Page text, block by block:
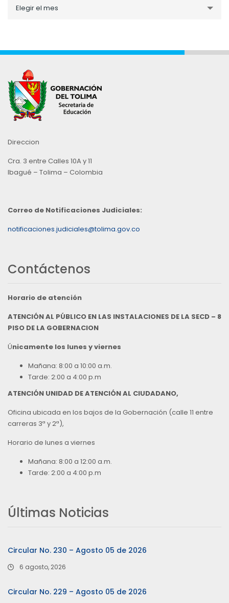
porElegir el mes
Direccion
Cra. 3 entre Calles 10A y 11
Ibagué – Tolima – Colombia
Correo de Notificaciones Judiciales:
notificaciones.judiciales@tolima.gov.co
Contáctenos
Horario de atención
ATENCIÓN AL PÚBLICO EN LAS INSTALACIONES DE LA SECD – 8
PISO DE LA GOBERNACION
Únicamente los lunes y viernes
Mañana: 8:00 a 10:00 a.m.
Tarde: 2:00 a 4:00 p.m
ATENCIÓN UNIDAD DE ATENCIÓN AL CIUDADANO,
Oficina ubicada en los bajos de la Gobernación (calle 11 entre
carreras 3ª y 2ª),
Horario de lunes a viernes
Mañana: 8:00 a 12:00 a.m.
Tarde: 2:00 a 4:00 p.m
Últimas Noticias
Circular No. 230 – Agosto 05 de 2026
6 agosto, 2026
Circular No. 229 – Agosto 05 de 2026